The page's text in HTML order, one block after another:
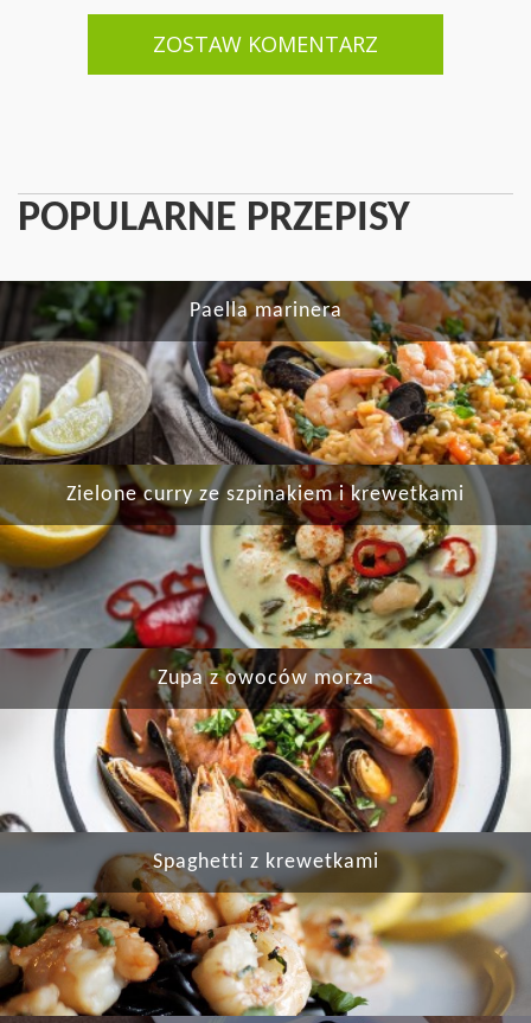
ZOSTAW KOMENTARZ
POPULARNE PRZEPISY
Paella marinera
Zielone curry ze szpinakiem i krewetkami
Zupa z owoców morza
Spaghetti z krewetkami